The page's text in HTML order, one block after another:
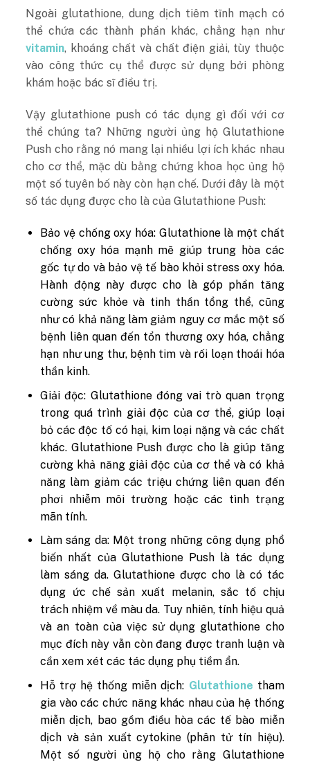
Ngoài glutathione, dung dịch tiêm tĩnh mạch có
thể chứa các thành phần khác, chẳng hạn như
vitamin, khoáng chất và chất điện giải, tùy thuộc
vào công thức cụ thể được sử dụng bởi phòng
khám hoặc bác sĩ điều trị.
Vậy glutathione push có tác dụng gì đối với cơ
thể chúng ta? Những người ủng hộ Glutathione
Push cho rằng nó mang lại nhiều lợi ích khác nhau
cho cơ thể, mặc dù bằng chứng khoa học ủng hộ
một số tuyên bố này còn hạn chế. Dưới đây là một
số tác dụng được cho là của Glutathione Push:
Bảo vệ chống oxy hóa: Glutathione là một chất
chống oxy hóa mạnh mẽ giúp trung hòa các
gốc tự do và bảo vệ tế bào khỏi stress oxy hóa.
Hành động này được cho là góp phần tăng
cường sức khỏe và tinh thần tổng thể, cũng
như có khả năng làm giảm nguy cơ mắc một số
bệnh liên quan đến tổn thương oxy hóa, chẳng
hạn như ung thư, bệnh tim và rối loạn thoái hóa
thần kinh.
Giải độc: Glutathione đóng vai trò quan trọng
trong quá trình giải độc của cơ thể, giúp loại
bỏ các độc tố có hại, kim loại nặng và các chất
khác. Glutathione Push được cho là giúp tăng
cường khả năng giải độc của cơ thể và có khả
năng làm giảm các triệu chứng liên quan đến
phơi nhiễm môi trường hoặc các tình trạng
mãn tính.
Làm sáng da: Một trong những công dụng phổ
biến nhất của Glutathione Push là tác dụng
làm sáng da. Glutathione được cho là có tác
dụng ức chế sản xuất melanin, sắc tố chịu
trách nhiệm về màu da. Tuy nhiên, tính hiệu quả
và an toàn của việc sử dụng glutathione cho
mục đích này vẫn còn đang được tranh luận và
cần xem xét các tác dụng phụ tiềm ẩn.
Hỗ trợ hệ thống miễn dịch: Glutathione tham
gia vào các chức năng khác nhau của hệ thống
miễn dịch, bao gồm điều hòa các tế bào miễn
dịch và sản xuất cytokine (phân tử tín hiệu).
Một số người ủng hộ cho rằng Glutathione